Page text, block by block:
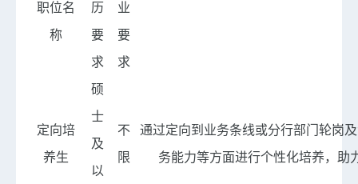
职位名
称
历
要
求
业
要
求
定向培
养生
硕
士
及
以
不
限
通过定向到业务条线或分行部门轮岗
务能力等方面进行个性化培养，助